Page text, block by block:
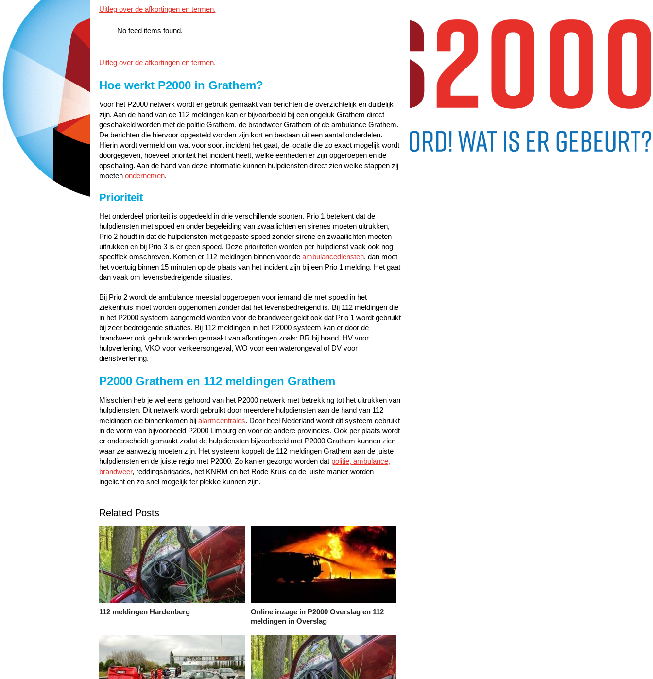
Uitleg over de afkortingen en termen.
No feed items found.
Uitleg over de afkortingen en termen.
Hoe werkt P2000 in Grathem?
Voor het P2000 netwerk wordt er gebruik gemaakt van berichten die overzichtelijk en duidelijk
zijn. Aan de hand van de 112 meldingen kan er bijvoorbeeld bij een ongeluk Grathem direct
geschakeld worden met de politie Grathem, de brandweer Grathem of de ambulance Grathem.
De berichten die hiervoor opgesteld worden zijn kort en bestaan uit een aantal onderdelen.
Hierin wordt vermeld om wat voor soort incident het gaat, de locatie die zo exact mogelijk wordt
doorgegeven, hoeveel prioriteit het incident heeft, welke eenheden er zijn opgeroepen en de
opschaling. Aan de hand van deze informatie kunnen hulpdiensten direct zien welke stappen zij
moeten ondernemen.
Prioriteit
Het onderdeel prioriteit is opgedeeld in drie verschillende soorten. Prio 1 betekent dat de
hulpdiensten met spoed en onder begeleiding van zwaailichten en sirenes moeten uitrukken,
Prio 2 houdt in dat de hulpdiensten met gepaste spoed zonder sirene en zwaailichten moeten
uitrukken en bij Prio 3 is er geen spoed. Deze prioriteiten worden per hulpdienst vaak ook nog
specifiek omschreven. Komen er 112 meldingen binnen voor de ambulancediensten, dan moet
het voertuig binnen 15 minuten op de plaats van het incident zijn bij een Prio 1 melding. Het gaat
dan vaak om levensbedreigende situaties.
Bij Prio 2 wordt de ambulance meestal opgeroepen voor iemand die met spoed in het
ziekenhuis moet worden opgenomen zonder dat het levensbedreigend is. Bij 112 meldingen die
in het P2000 systeem aangemeld worden voor de brandweer geldt ook dat Prio 1 wordt gebruikt
bij zeer bedreigende situaties. Bij 112 meldingen in het P2000 systeem kan er door de
brandweer ook gebruik worden gemaakt van afkortingen zoals: BR bij brand, HV voor
hulpverlening, VKO voor verkeersongeval, WO voor een waterongeval of DV voor
dienstverlening.
P2000 Grathem en 112 meldingen Grathem
Misschien heb je wel eens gehoord van het P2000 netwerk met betrekking tot het uitrukken van
hulpdiensten. Dit netwerk wordt gebruikt door meerdere hulpdiensten aan de hand van 112
meldingen die binnenkomen bij alarmcentrales. Door heel Nederland wordt dit systeem gebruikt
in de vorm van bijvoorbeeld P2000 Limburg en voor de andere provincies. Ook per plaats wordt
er onderscheidt gemaakt zodat de hulpdiensten bijvoorbeeld met P2000 Grathem kunnen zien
waar ze aanwezig moeten zijn. Het systeem koppelt de 112 meldingen Grathem aan de juiste
hulpdiensten en de juiste regio met P2000. Zo kan er gezorgd worden dat politie, ambulance,
brandweer, reddingsbrigades, het KNRM en het Rode Kruis op de juiste manier worden
ingelicht en zo snel mogelijk ter plekke kunnen zijn.
Related Posts
112 meldingen Hardenberg
Online inzage in P2000 Overslag en 112
meldingen in Overslag